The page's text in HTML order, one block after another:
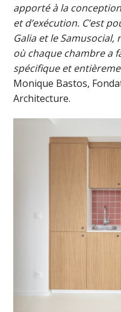
apporté à la
et d’exécution. C’est
Galia et le
où chaque chambre a
spécifique et
Monique Bastos,
Architecture.